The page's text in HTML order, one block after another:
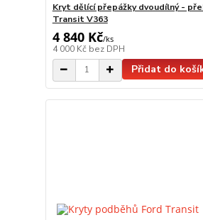
Kryt dělící přepážky dvoudílný -
Transit V363
4 840 Kč/ks
4 000 Kč bez DPH
Přidat do